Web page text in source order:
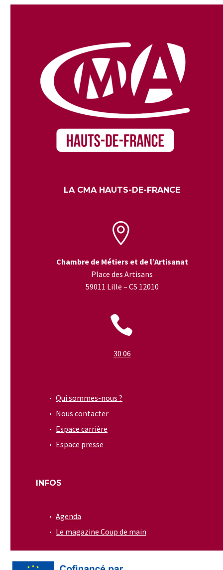
LA CMA HAUTS-DE-FRANCE


Chambre de Métiers et de l’Artisanat
Place des Artisans
59011 Lille – CS 12010


30 06
Qui sommes-nous ?
Nous contacter
Espace carrière
Espace presse
INFOS
Agenda
Le magazine Coup de main